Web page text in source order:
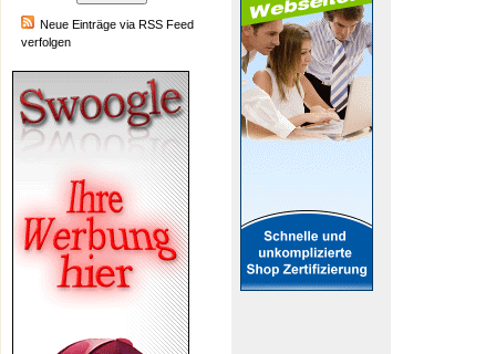
Neue Einträge via RSS Feed
verfolgen